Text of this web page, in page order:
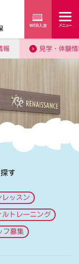
報 見学・体験
す
レッスン
ルトレーニング
フ募集